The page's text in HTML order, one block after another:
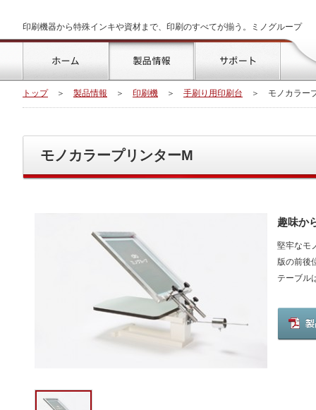
印刷機器から特殊インキや資材まで、印刷のすべてが揃う。ミノグループ
トップ
製品情報 サポート
トップ ＞ 製品情報 ＞ 印刷機 ＞ 手刷り用印刷台 ＞ モノカラー
モノカラープリンターM
趣味か
堅牢なモ
版の前後
テーブル